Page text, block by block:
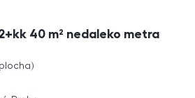
40 m² nedaleko metra